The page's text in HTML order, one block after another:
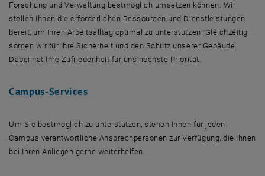
Forschung und Verwaltung bestmöglich umsetzen können. Wir
stellen Ihnen die erforderlichen Ressourcen und Dienstleistungen
bereit, um Ihren Arbeitsalltag optimal zu unterstützen. Gleichzeitig
sorgen wir für Ihre Sicherheit und den Schutz unserer Gebäude.
Dabei hat Ihre Zufriedenheit für uns höchste Priorität.
Campus-Services
Um Sie bestmöglich zu unterstützen, stehen Ihnen für jeden
Campus verantwortliche Ansprechpersonen zur Verfügung, die Ihnen
bei Ihren Anliegen gerne weiterhelfen.